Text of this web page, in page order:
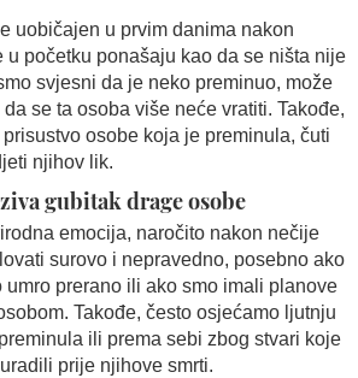
uobičajen u prvim danima nakon
u početku ponašaju kao da se ništa nije
svjesni da je neko preminuo, može
se ta osoba više neće vratiti. Takođe,
osobe koja je preminula, čuti
njihov lik.
gubitak drage osobe
emocija, naročito nakon nečije
surovo i nepravedno, posebno ako
prerano ili ako smo imali planove
Takođe, često osjećamo ljutnju
ili prema sebi zbog stvari koje
prije njihove smrti.